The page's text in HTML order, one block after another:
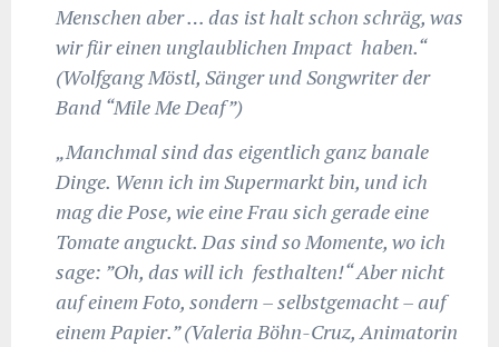
Menschen aber … das ist halt schon schräg, was
wir für einen unglaublichen Impact haben.“
(Wolfgang Möstl, Sänger und Songwriter der
Band “Mile Me Deaf”)
„Manchmal sind das eigentlich ganz banale
Dinge. Wenn ich im Supermarkt bin, und ich
mag die Pose, wie eine Frau sich gerade eine
Tomate anguckt. Das sind so Momente, wo ich
sage: ”Oh, das will ich festhalten!“ Aber nicht
auf einem Foto, sondern – selbstgemacht – auf
einem Papier.” (Valeria Böhn-Cruz, Animatorin